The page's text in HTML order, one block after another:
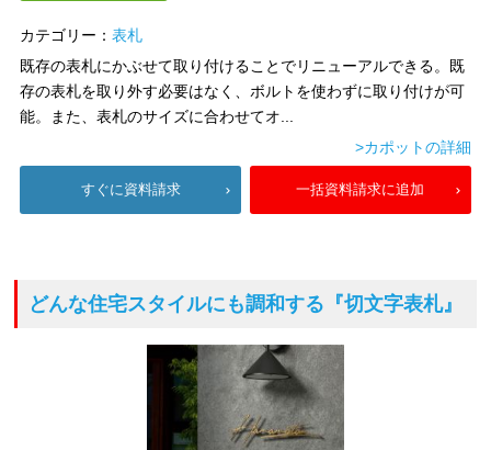
カテゴリー：表札
既存の表札にかぶせて取り付けることでリニューアルできる。既
存の表札を取り外す必要はなく、ボルトを使わずに取り付けが可
能。また、表札のサイズに合わせてオ...
>カポットの詳細
すぐに資料請求 一括資料請求に追加
どんな住宅スタイルにも調和する 『切文字表札』